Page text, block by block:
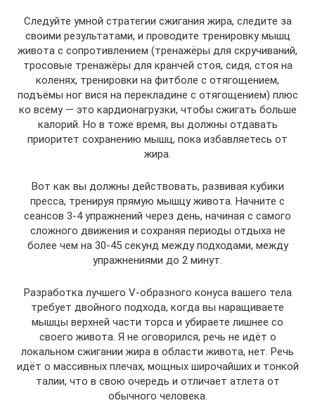
Следуйте умной стратегии сжигания жира, следите за
своими результатами, и проводите тренировку мышц
живота с сопротивлением (тренажёры для скручиваний,
тросовые тренажёры для кранчей стоя, сидя, стоя на
коленях, тренировки на фитболе с отягощением,
подъёмы ног вися на перекладине с отягощением) плюс
ко всему — это кардионагрузки, чтобы сжигать больше
калорий. Но в тоже время, вы должны отдавать
приоритет сохранению мышц, пока избавляетесь от
жира.
Вот как вы должны действовать, развивая кубики
пресса, тренируя прямую мышцу живота. Начните с
сеансов 3-4 упражнений через день, начиная с самого
сложного движения и сохраняя периоды отдыха не
более чем на 30-45 секунд между подходами, между
упражнениями до 2 минут.
Разработка лучшего V-образного конуса вашего тела
требует двойного подхода, когда вы наращиваете
мышцы верхней части торса и убираете лишнее со
своего живота. Я не оговорился, речь не идёт о
локальном сжигании жира в области живота, нет. Речь
идёт о массивных плечах, мощных широчайших и тонкой
талии, что в свою очередь и отличает атлета от
обычного человека.